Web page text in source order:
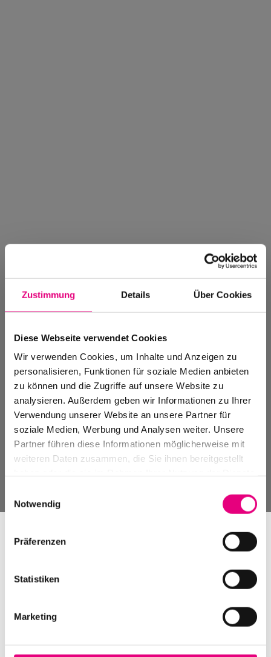
Zustimmung Details Über Cookies
Diese Webseite verwendet Cookies
Wir verwenden Cookies, um Inhalte und Anzeigen zu
personalisieren, Funktionen für soziale Medien anbieten
zu können und die Zugriffe auf unsere Website zu
analysieren. Außerdem geben wir Informationen zu Ihrer
Verwendung unserer Website an unsere Partner für
soziale Medien, Werbung und Analysen weiter. Unsere
Partner führen diese Informationen möglicherweise mit
weiteren Daten zusammen, die Sie ihnen bereitgestellt
Notwendig
Präferenzen
Statistiken
Marketing
Events Archive
Past events, festivals, and venues